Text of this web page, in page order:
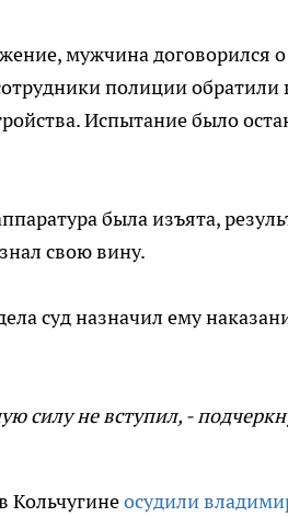
мужчина договорился
полиции обратили
Испытание было
была изъята,
свою вину.
суд назначил ему
силу не вступил, -
Кольчугинеосудили